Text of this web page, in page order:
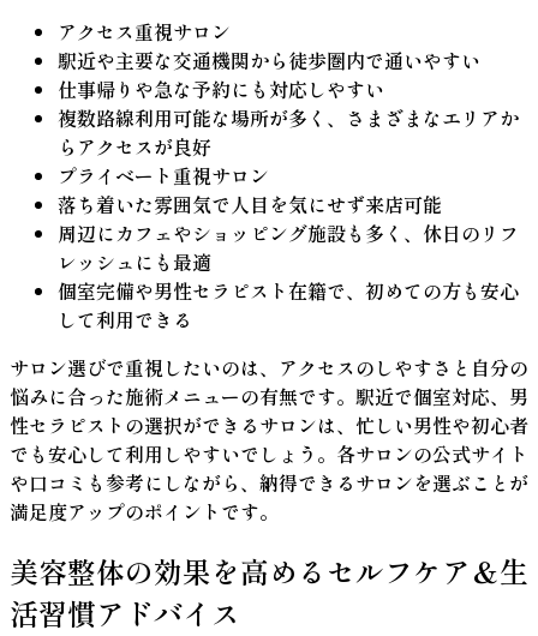
アクセス重視サロン
駅近や主要な交通機関から徒歩圏内で通いやすい
仕事帰りや急な予約にも対応しやすい
複数路線利用可能な場所が多く、さまざまなエリアか
らアクセスが良好
プライベート重視サロン
落ち着いた雰囲気で人目を気にせず来店可能
周辺にカフェやショッピング施設も多く、休日のリフ
レッシュにも最適
個室完備や男性セラピスト在籍で、初めての方も安心
して利用できる
サロン選びで重視したいのは、 アクセスのしやすさ と 自分の
悩みに合った施術メニューの有無です。駅近で個室対応、男
性セラピストの選択ができるサロンは、忙しい男性や初心者
でも安心して利用しやすいでしょう。各サロンの公式サイト
や口コミも参考にしながら、納得できるサロンを選ぶことが
満足度アップのポイントです。
美容整体の効果を高めるセルフケア＆生
活習慣アドバイス